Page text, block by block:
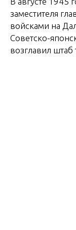
заместителя
войсками на
Советско-
возглавил